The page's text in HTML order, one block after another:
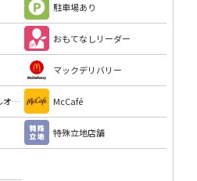
駐車場あり
おもてなしリーダー
マックデリバリー
ドライブスルーモバイルオーダー McCafé
特殊立地店舗